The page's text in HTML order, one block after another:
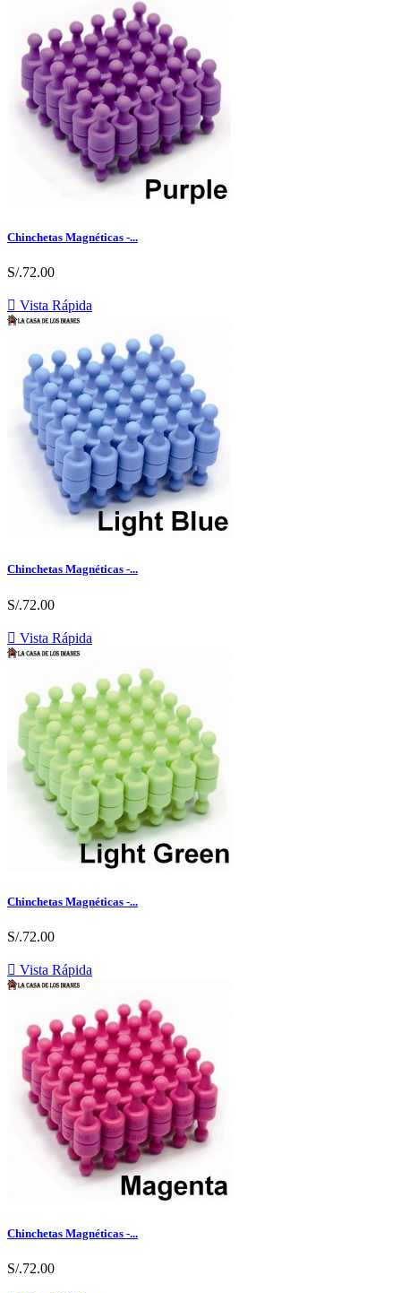
Chinchetas Magnéticas -...
S/.72.00
 Vista Rápida
Chinchetas Magnéticas -...
S/.72.00
 Vista Rápida
Chinchetas Magnéticas -...
S/.72.00
 Vista Rápida
Chinchetas Magnéticas -...
S/.72.00